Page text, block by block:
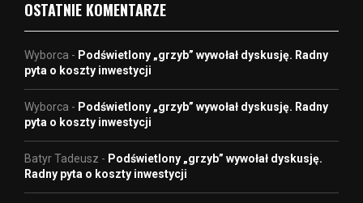
OSTATNIE KOMENTARZE
Wyborca - Podświetlony „grzyb” wywołał dyskusję. Radny
pyta o koszty inwestycji
Wyborca - Podświetlony „grzyb” wywołał dyskusję. Radny
pyta o koszty inwestycji
Batyr Tadeusz - Podświetlony „grzyb” wywołał dyskusję.
Radny pyta o koszty inwestycji